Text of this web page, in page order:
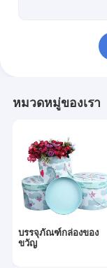
กล่องเครื่องปร
หมวดหมู่ของเรา
บรรจุภัณฑ์กล่องของ
ขวัญ